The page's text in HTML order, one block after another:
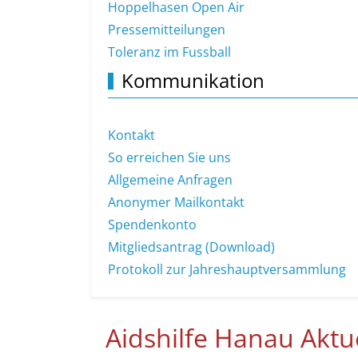
Hoppelhasen Open Air
Pressemitteilungen
Toleranz im Fussball
Kommunikation
Kontakt
So erreichen Sie uns
Allgemeine Anfragen
Anonymer Mailkontakt
Spendenkonto
Mitgliedsantrag (Download)
Protokoll zur Jahreshauptversammlung
Aidshilfe Hanau